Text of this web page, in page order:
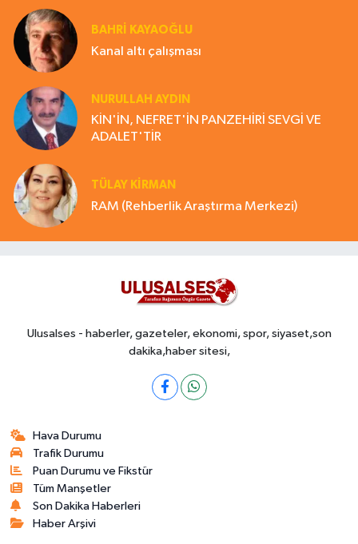
BAHRI KAYAOĞLU
Kanal altı çalışması
NURULLAH AYDIN
KİN'İN, NEFRET'İN PANZEHİRİ SEVGİ VE
ADALET'TİR
TÜLAY KİRMAN
RAM (Rehberlik Araştırma Merkezi)
Ulusalses - haberler, gazeteler, ekonomi, spor, siyaset,son
dakika,haber sitesi,
Hava Durumu
Trafik Durumu
Puan Durumu ve Fikstür
Tüm Manşetler
Son Dakika Haberleri
Haber Arşivi